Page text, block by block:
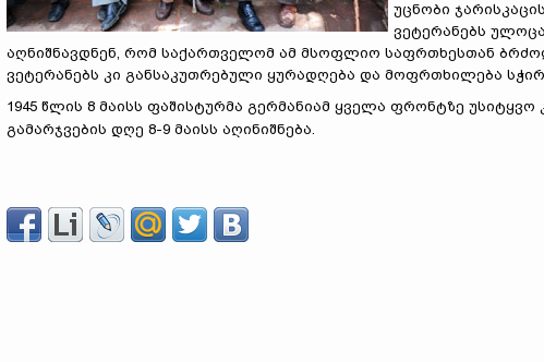
უცნობი
ვეტერანებს
აღნიშნავდნენ, რომ საქართველომ ამ მსოფლიო საფრთხესთან
ვეტერანებს კი განსაკუთრებული ყურადღება და მოფრთხილება
1945 წლის 8 მაისს ფაშისტურმა გერმანიამ ყველა ფრონტზე
გამარჯვების დღე 8-9 მაისს აღინიშნება.